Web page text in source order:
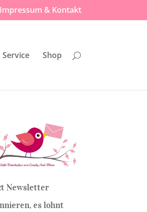
Impressum & Kontakt
Service Shop
Newsletter
es lohnt